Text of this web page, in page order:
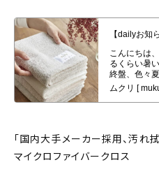
【dailyお知らせ】フェイスタオルお得な
「国内大手メーカー採用、汚れ
マイクロファイバークロス